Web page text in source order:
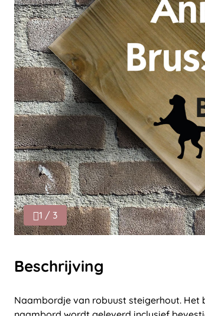
1 / 3
Beschrijving
Naambordje van robuust steigerhout. Het